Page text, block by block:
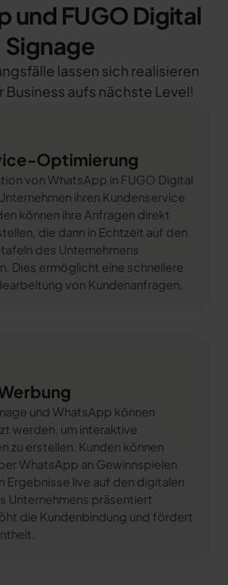
und FUGO Digital
Signage
lassen sich realisieren
Business aufs nächste Level!
Optimierung
von WhatsApp in FUGO Digital
ihren Kundenservice
können ihre Anfragen direkt
die dann in Echtzeit auf den
des Unternehmens
Dies ermöglicht eine schnellere
von Kundenanfragen.
und WhatsApp können
werden, um interaktive
zu erstellen. Kunden können
WhatsApp an Gewinnspielen
Ergebnisse live auf den digitalen
Unternehmens präsentiert
die Kundenbindung und fördert